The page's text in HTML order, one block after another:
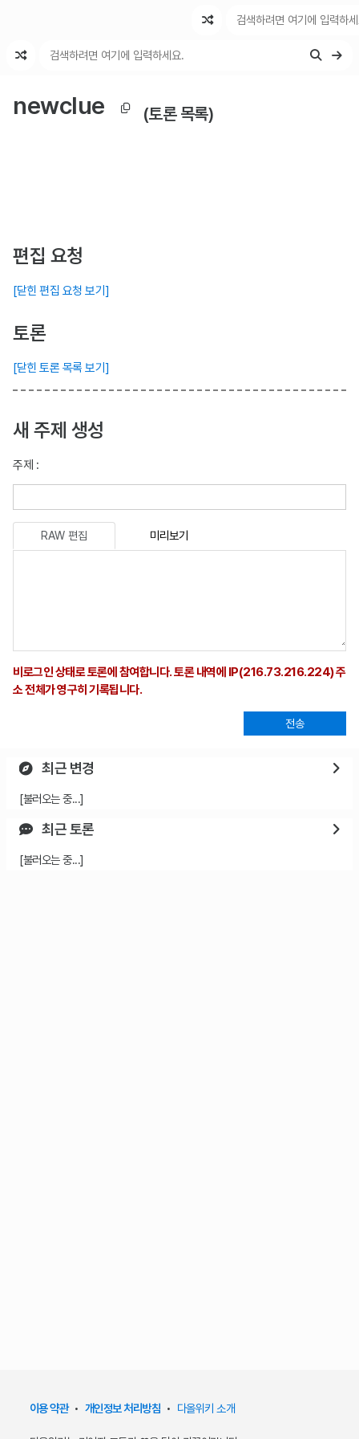
newclue (토론 목록)
편집 요청
[닫힌 편집 요청 보기]
토론
[닫힌 토론 목록 보기]
새 주제 생성
주제 :
RAW 편집 미리보기
비로그인 상태로 토론에 참여합니다. 토론 내역에 IP(216.73.216.224) 주
소 전체가 영구히 기록됩니다.
전송
최근 변경
[불러오는 중...]
최근 토론
[불러오는 중...]
이용 약관• 개인정보 처리방침 • 다올위키 소개